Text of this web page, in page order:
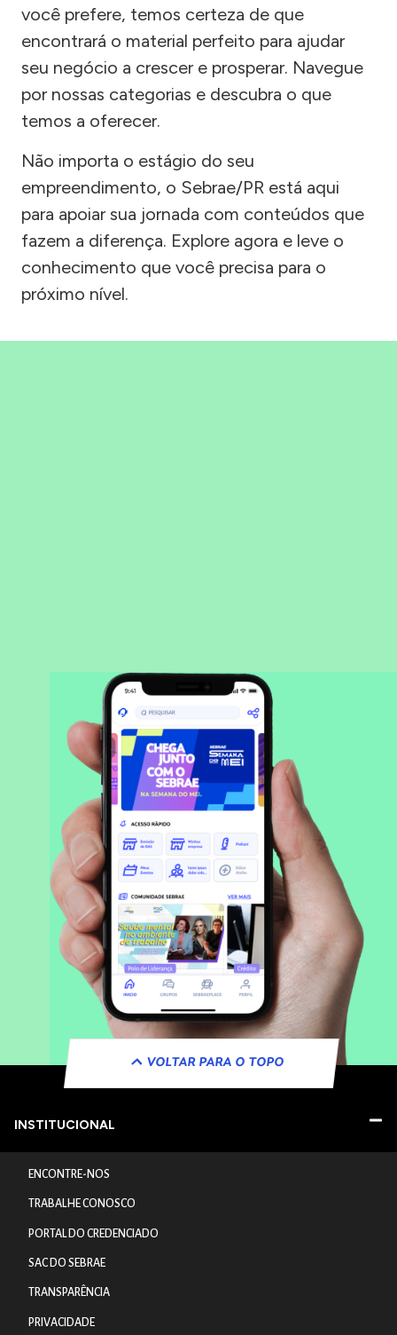
você prefere, temos certeza de que
encontrará o material perfeito para ajudar
seu negócio a crescer e prosperar. Navegue
por nossas categorias e descubra o que
temos a oferecer.
Não importa o estágio do seu
empreendimento, o Sebrae/PR está aqui
para apoiar sua jornada com conteúdos que
fazem a diferença. Explore agora e leve o
conhecimento que você precisa para o
próximo nível.
VOLTAR PARA O TOPO
INSTITUCIONAL
ENCONTRE-NOS
TRABALHE CONOSCO
PORTAL DO CREDENCIADO
SAC DO SEBRAE
TRANSPARÊNCIA
PRIVACIDADE